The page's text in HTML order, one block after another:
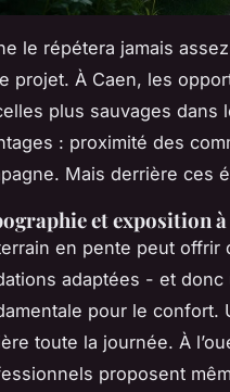
le répétera jamais
projet. À Caen, les
plus sauvages dans
: proximité des
Mais derrière ces
et exposition à
en pente peut offrir
adaptées - et donc
pour le confort.
toute la journée. À
proposent